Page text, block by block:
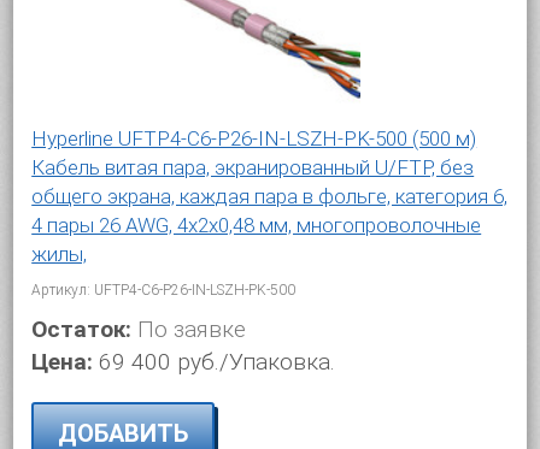
Hyperline UFTP4-C6-P26-IN-LSZH-PK-500 (500 м)
Кабель витая пара, экранированный U/FTP, без
общего экрана, каждая пара в фольге, категория 6,
4 пары 26 AWG, 4х2х0,48 мм, многопроволочные
жилы,
Артикул: UFTP4-C6-P26-IN-LSZH-PK-500
Остаток: По заявке
Цена: 69 400 руб./Упаковка.
ДОБАВИТЬ